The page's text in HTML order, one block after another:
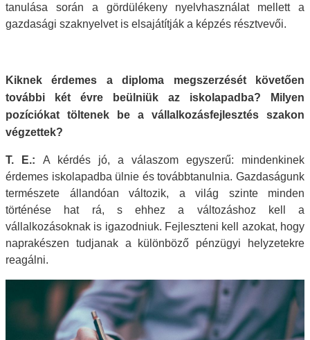
tanulása során a gördülékeny nyelvhasználat mellett a
gazdasági szaknyelvet is elsajátítják a képzés résztvevői.
Kiknek érdemes a diploma megszerzését követően
további két évre beülniük az iskolapadba?
Milyen
pozíciókat töltenek be a vállalkozásfejlesztés szakon
végzettek?
T. E.: A kérdés jó, a válaszom egyszerű: mindenkinek
érdemes iskolapadba ülnie és továbbtanulnia. Gazdaságunk
természete állandóan változik, a világ szinte minden
történése hat rá, s ehhez a változáshoz kell a
vállalkozásoknak is igazodniuk. Fejleszteni kell azokat, hogy
naprakészen tudjanak a különböző pénzügyi helyzetekre
reagálni.